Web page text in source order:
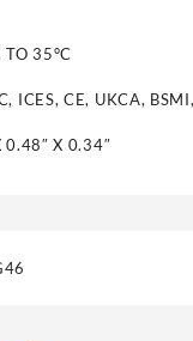
TO 35°C
ICES, CE, UKCA,
0.48″ X 0.34″